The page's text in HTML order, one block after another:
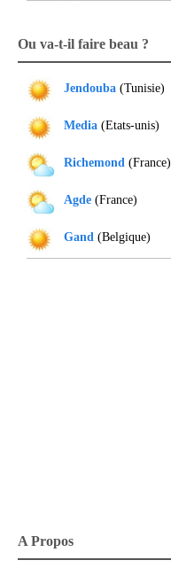
Ou va-t-il faire beau ?
Jendouba (Tunisie)
Media (Etats-unis)
Richemond (France)
Agde (France)
Gand (Belgique)
A Propos